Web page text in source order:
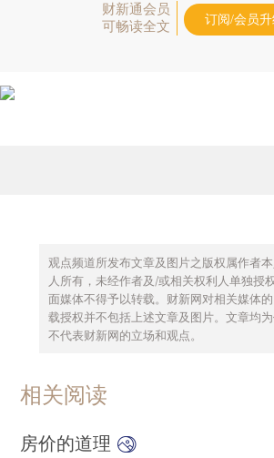
财新通会员
可畅读全文
订阅/会员升
观点频道所发布文章及图片之版权属作者
人所有，未经作者及/或相关权利人单独授
面媒体不得予以转载。财新网对相关媒体
载授权并不包括上述文章及图片。文章均为
不代表财新网的立场和观点。
相关阅读
房价的道理